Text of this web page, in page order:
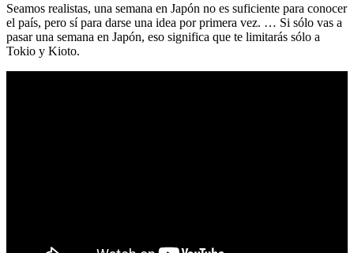
Seamos realistas, una semana en Japón no es suficiente para conocer
el país, pero sí para darse una idea por primera vez. … Si sólo vas a
pasar una semana en Japón, eso significa que te limitarás sólo a
Tokio y Kioto.